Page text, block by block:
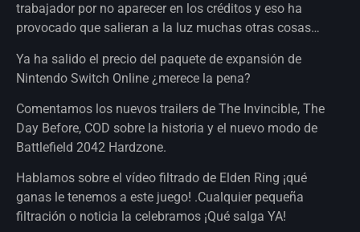
trabajador por no aparecer en los créditos y eso ha
provocado que salieran a la luz muchas otras cosas…
Ya ha salido el precio del paquete de expansión de
Nintendo Switch Online ¿merece la pena?
Comentamos los nuevos trailers de The Invincible, The
Day Before, COD sobre la historia y el nuevo modo de
Battlefield 2042 Hardzone.
Hablamos sobre el vídeo filtrado de Elden Ring ¡qué
ganas le tenemos a este juego! .Cualquier pequeña
filtración o noticia la celebramos ¡Qué salga YA!